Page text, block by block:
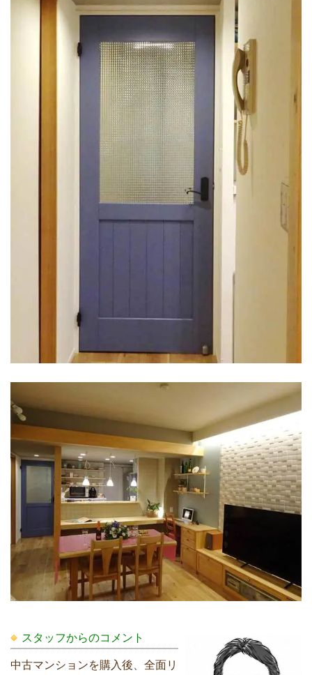
スタッフからのコメント
中古マンションを購入後、全面リ